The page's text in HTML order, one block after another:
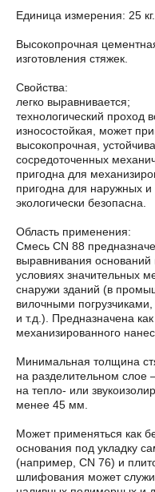
Единица измерения: 25 кг.
Высокопрочная
изготовления стяжек.
Свойства:
легко выравнивается;
технологический проход
износостойкая, может
высокопрочная,
сосредоточенных
пригодна для
пригодна для наружных и
экологически безопасна.
Область применения:
Смесь CN 88
выравнивания
условиях значительных
снаружи зданий (в
вилочными
и т.д.). Предназначена
механизированного
Минимальная толщина
на разделительном
на тепло- или
менее 45 мм.
Может применяться как
основания под укладку
(например, CN 76) и
шлифования может